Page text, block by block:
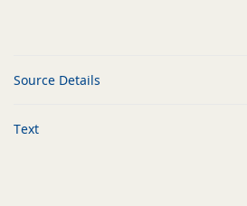
Source Details
Text